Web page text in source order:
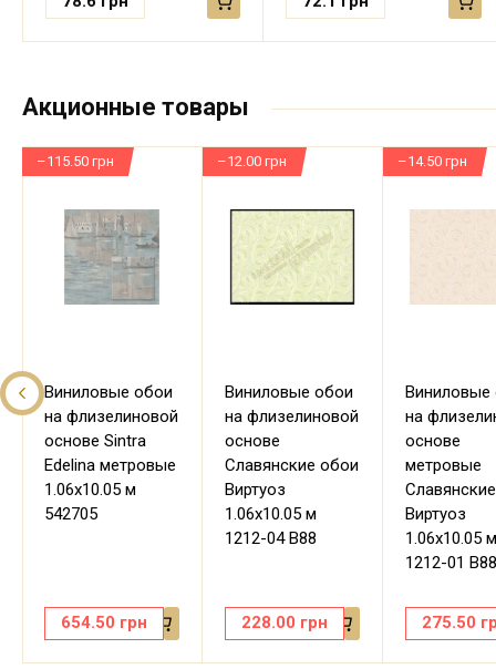
Акционные товары
Виниловые обои
на флизелиновой
основе Sintra
Edelina метровые
1.06х10.05 м
542705
654.50 грн
–115.50 грн
Виниловые обои
на флизелиновой
основе
Славянские обои
Виртуоз
1.06х10.05 м
1212-04 В88
228.00 грн
–12.00 грн
Виниловые
на
основе
метровые
Виртуоз
1.06х10.05 м
1212-01 В88
275.50
–14.50 грн